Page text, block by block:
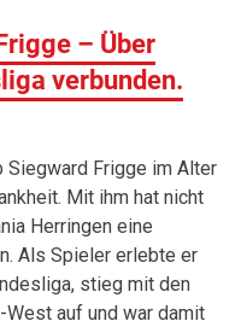
– Über
verbunden.
Siegward Frigge im Alter
Mit ihm hat nicht
Herringen eine
Als Spieler erlebte er
stieg mit den
West auf und war damit